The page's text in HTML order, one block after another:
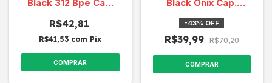
Black 312 Bpe Cap.
R$42,81
R$41,53 com Pix
COMPRAR
Black Onix Cap.
-43% OFF
R$39,99 R$70,20
COMPRAR